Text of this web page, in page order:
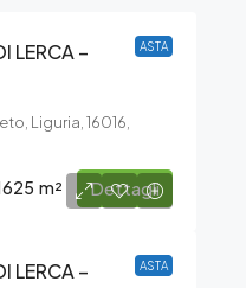
ASTA
LERCA –
Liguria, 16016,
m² Dettagli
ASTA
LERCA –